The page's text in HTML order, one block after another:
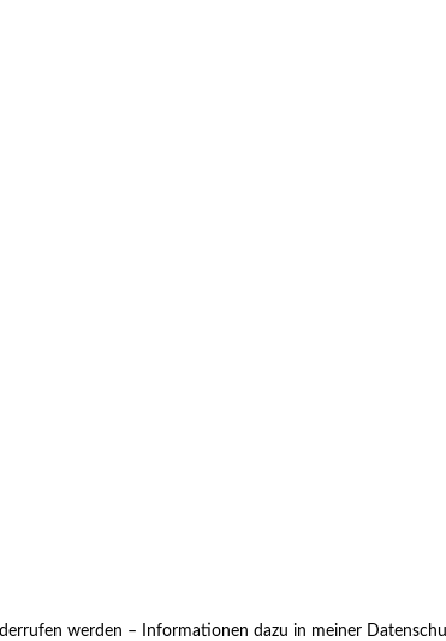
werden – Informationen dazu in meiner